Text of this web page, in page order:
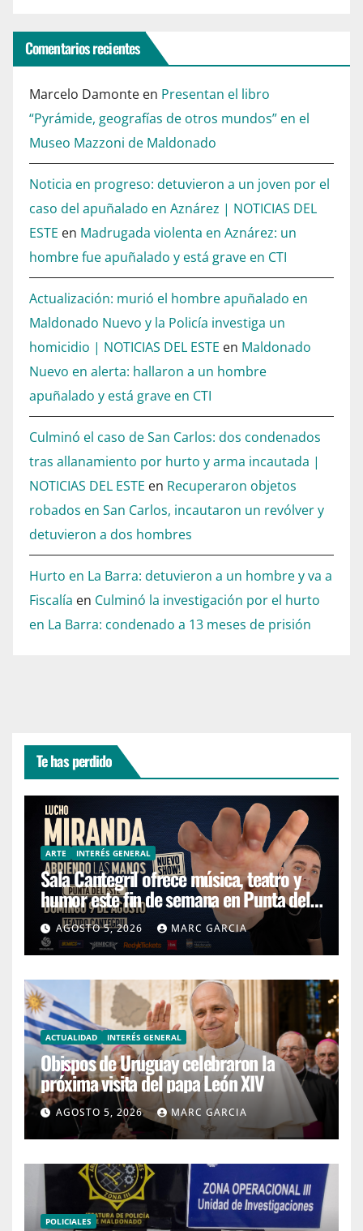
Comentarios recientes
Marcelo Damonte en Presentan el libro
“Pyrámide, geografías de otros mundos” en el
Museo Mazzoni de Maldonado
Noticia en progreso: detuvieron a un joven por el
caso del apuñalado en Aznárez | NOTICIAS DEL
ESTE en Madrugada violenta en Aznárez: un
hombre fue apuñalado y está grave en CTI
Actualización: murió el hombre apuñalado en
Maldonado Nuevo y la Policía investiga un
homicidio | NOTICIAS DEL ESTE en Maldonado
Nuevo en alerta: hallaron a un hombre
apuñalado y está grave en CTI
Culminó el caso de San Carlos: dos condenados
tras allanamiento por hurto y arma incautada |
NOTICIAS DEL ESTE en Recuperaron objetos
robados en San Carlos, incautaron un revólver y
detuvieron a dos hombres
Hurto en La Barra: detuvieron a un hombre y va a
Fiscalía en Culminó la investigación por el hurto
en La Barra: condenado a 13 meses de prisión
Te has perdido
ARTE INTERÉS GENERAL
Sala Cantegril ofrece música, teatro y
humor este fin de semana en Punta del
EsteAGOSTO 5, 2026 MARC GARCIA
ACTUALIDAD INTERÉS GENERAL
Obispos de Uruguay celebraron la
próxima visita del papa León XIV
AGOSTO 5, 2026 MARC GARCIA
POLICIALES